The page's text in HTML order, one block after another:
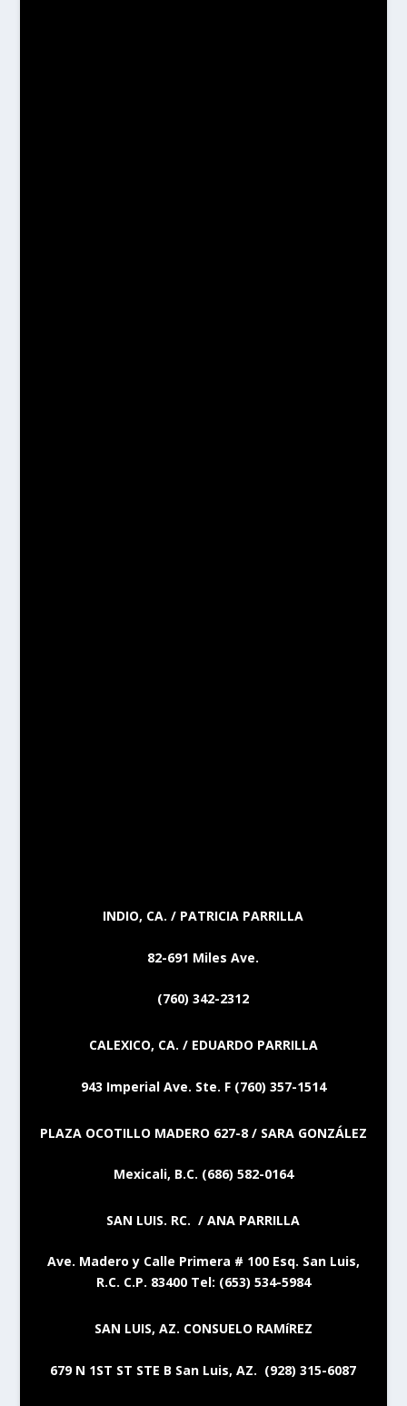
INDIO, CA. / PATRICIA PARRILLA
82-691 Miles Ave.
(760) 342-2312
CALEXICO, CA. / EDUARDO PARRILLA
943 Imperial Ave. Ste. F (760) 357-1514
PLAZA OCOTILLO MADERO 627-8 / SARA GONZÁLEZ
Mexicali, B.C. (686) 582-0164
SAN LUIS. RC. / ANA PARRILLA
Ave. Madero y Calle Primera # 100 Esq. San Luis,
R.C. C.P. 83400 Tel: (653) 534-5984
SAN LUIS, AZ. CONSUELO RAMíREZ
679 N 1ST ST STE B San Luis, AZ. (928) 315-6087